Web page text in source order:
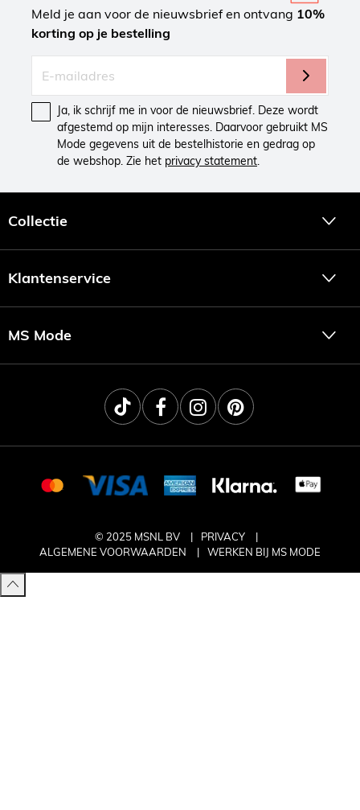
Meld je aan voor de nieuwsbrief en ontvang 10%
korting op je bestelling
Ja, ik schrijf me in voor de nieuwsbrief. Deze wordt
afgestemd op mijn interesses. Daarvoor gebruikt MS
Mode gegevens uit de bestelhistorie en gedrag op
de webshop. Zie het privacy statement.
Collectie
Klantenservice
MS Mode
© 2025 MSNL BV
PRIVACY
ALGEMENE VOORWAARDEN
WERKEN BIJ MS MODE